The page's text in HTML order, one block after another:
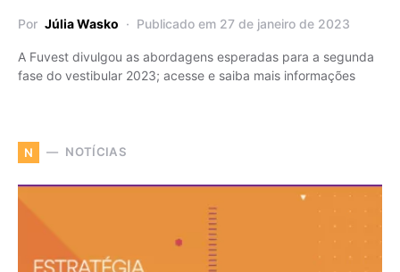
Por Júlia Wasko Publicado em 27 de janeiro de 2023
A Fuvest divulgou as abordagens esperadas para a segunda
fase do vestibular 2023; acesse e saiba mais informações
N NOTÍCIAS